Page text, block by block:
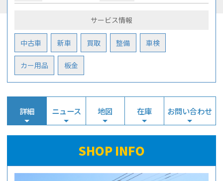
サービス情報
中古車 新車 買取 整備 車検
カー用品 板金
詳細 ニュース 地図 在庫 お問い合わせ
SHOP INFO